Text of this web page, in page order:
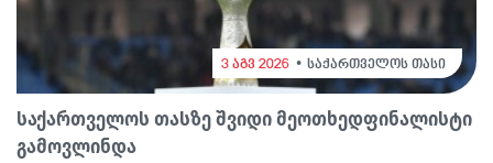
3 აგვ 2026 საქართველოს თასი
საქართველოს თასზე შვიდი მეოთხედფინალისტი
გამოვლინდა